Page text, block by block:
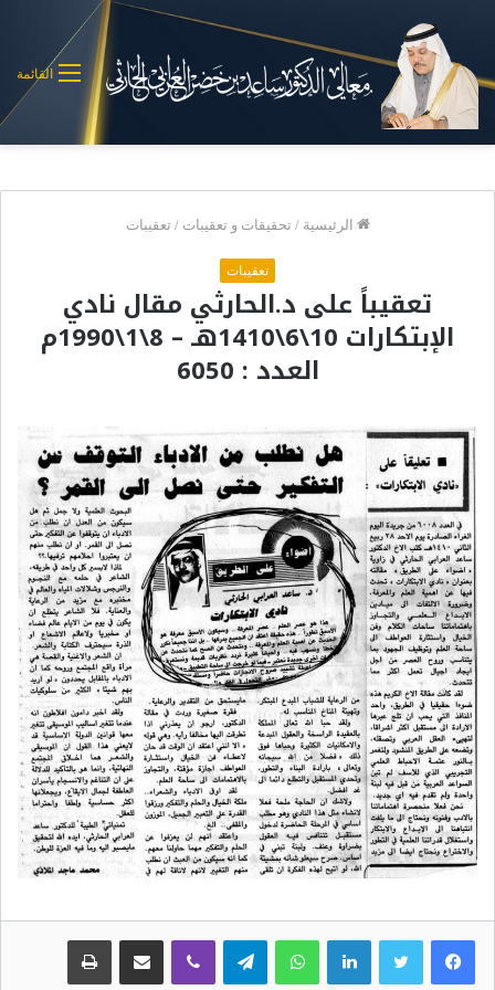
القائمة
الرئيسية / تحقيقات و تعقيبات / تعقيبات
تعقيبات
تعقيباً على د.الحارثي مقال نادي
الإبتكارات 10\6\1410هـ – 8\1\1990م
العدد : 6050
لينكدإن واتساب تيلقرام